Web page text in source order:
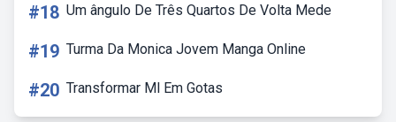
#18 Um ângulo De Três Quartos De Volta Mede
#19 Turma Da Monica Jovem Manga Online
#20 Transformar Ml Em Gotas